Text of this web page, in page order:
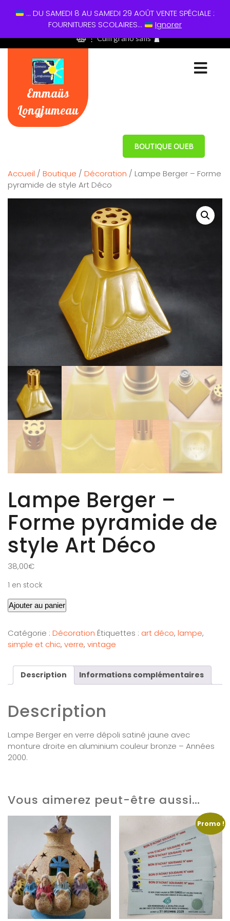
01 60 49 13 60
⋮ Cum grano salis
Emmaüs
Longjumeau
BOUTIQUE OUEB
Accueil / Boutique / Décoration / Lampe Berger – Forme
pyramide de style Art Déco
Lampe Berger –
Forme pyramide de
style Art Déco
38,00€
1 en stock
Ajouter au panier
Catégorie : Décoration Étiquettes : art déco, lampe,
simple et chic, verre, vintage
Description Informations complémentaires
Description
Lampe Berger en verre dépoli satiné jaune avec
monture droite en aluminium couleur bronze – Années
2000.
Vous aimerez peut-être aussi…
Promo !
... DU SAMEDI 8 AU SAMEDI 29 AOÛT VENTE SPÉCIALE :
FOURNITURES SCOLAIRES...
Ignorer